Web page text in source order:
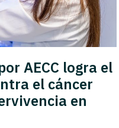
AECC logra el
el cáncer
en